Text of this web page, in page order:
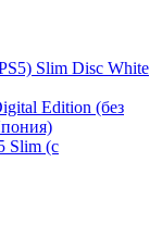
Slim Disc White
Edition (без
Slim (с